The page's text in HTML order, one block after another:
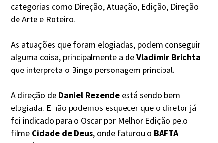
categorias como Direção, Atuação, Edição, Direção
de Arte e Roteiro.
As atuações que foram elogiadas, podem conseguir
alguma coisa, principalmente a deVladimir Brichta
que interpreta o Bingo personagem principal.
A direção de Daniel Rezende está sendo bem
elogiada. E não podemos esquecer que o diretor já
foi indicado para o Oscar por Melhor Edição pelo
filme Cidade de Deus, onde faturou o BAFTA